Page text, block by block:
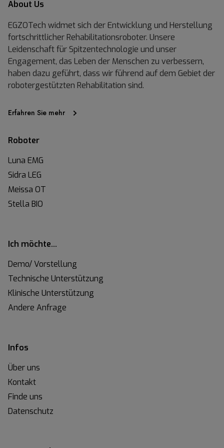
About Us
EGZOTech widmet sich der Entwicklung und Herstellung
fortschrittlicher Rehabilitationsroboter. Unsere
Leidenschaft für Spitzentechnologie und unser
Engagement, das Leben der Menschen zu verbessern,
haben dazu geführt, dass wir führend auf dem Gebiet der
robotergestützten Rehabilitation sind.
Erfahren Sie mehr
Roboter
Luna EMG
Sidra LEG
Meissa OT
Stella BIO
Ich möchte…
Demo/ Vorstellung
Technische Unterstützung
Klinische Unterstützung
Andere Anfrage
Infos
Über uns
Kontakt
Finde uns
Datenschutz